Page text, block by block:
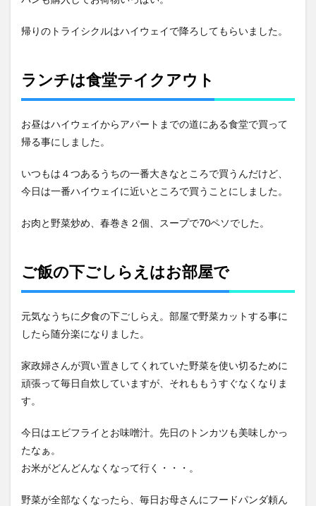
帰りのトライシクルはハイウェイで降ろしてもらいました。
ランチは食堂テイクアウト
お昼はハイウェイからアパートまでの道にある食堂で買って
帰る事にしました。
いつもは４つあるうちの一番大きなところで買うんだけど、
今日は一番ハイウェイに近いところで買うことにしました。
お肉と野菜炒め、春巻き２個、スープで70ペソでした。
ご飯の下ごしらえはお部屋で
元気なうちに夕食の下ごしらえ。部屋で野菜カットする事に
したら随分楽になりました。
家政婦さんが買い置きしてくれていた野菜を使い切るために
頑張って毎日自炊していますが、それももうすぐなくなりま
す。
今日はエビフライとお味噌汁。先日のトンカツも美味しかっ
たなぁ。
お米がどんどんなくなって行く・・・。
野菜が全部なくなったら、毎日お母さんにフードパンダ頼ん